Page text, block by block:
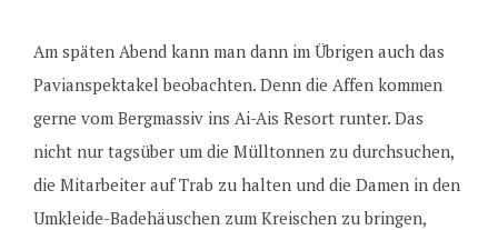
Am späten Abend kann man dann im Übrigen auch das
Pavianspektakel beobachten. Denn die Affen kommen
gerne vom Bergmassiv ins Ai-Ais Resort runter. Das
nicht nur tagsüber um die Mülltonnen zu durchsuchen,
die Mitarbeiter auf Trab zu halten und die Damen in den
Umkleide-Badehäuschen zum Kreischen zu bringen,